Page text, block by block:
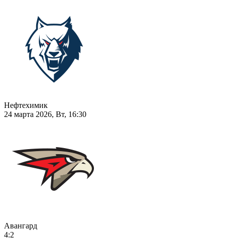
Нефтехимик
24 марта 2026, Вт, 16:30
Авангард
4:2